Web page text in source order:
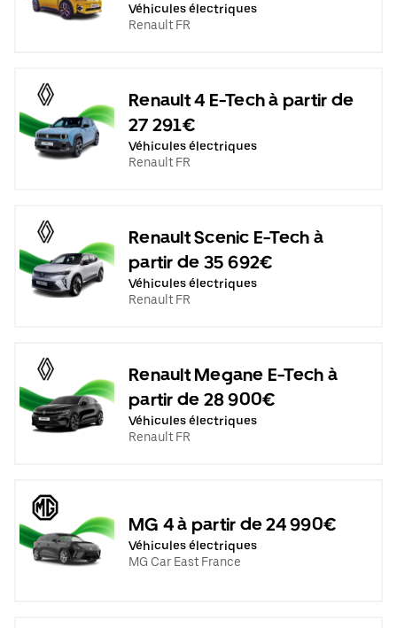
Véhicules électriques
Renault FR
Renault 4 E-Tech à partir de
27 291€
Véhicules électriques
Renault FR
Renault Scenic E-Tech à
partir de 35 692€
Véhicules électriques
Renault FR
Renault Megane E-Tech à
partir de 28 900€
Véhicules électriques
Renault FR
MG 4 à partir de 24 990€
Véhicules électriques
MG Car East France